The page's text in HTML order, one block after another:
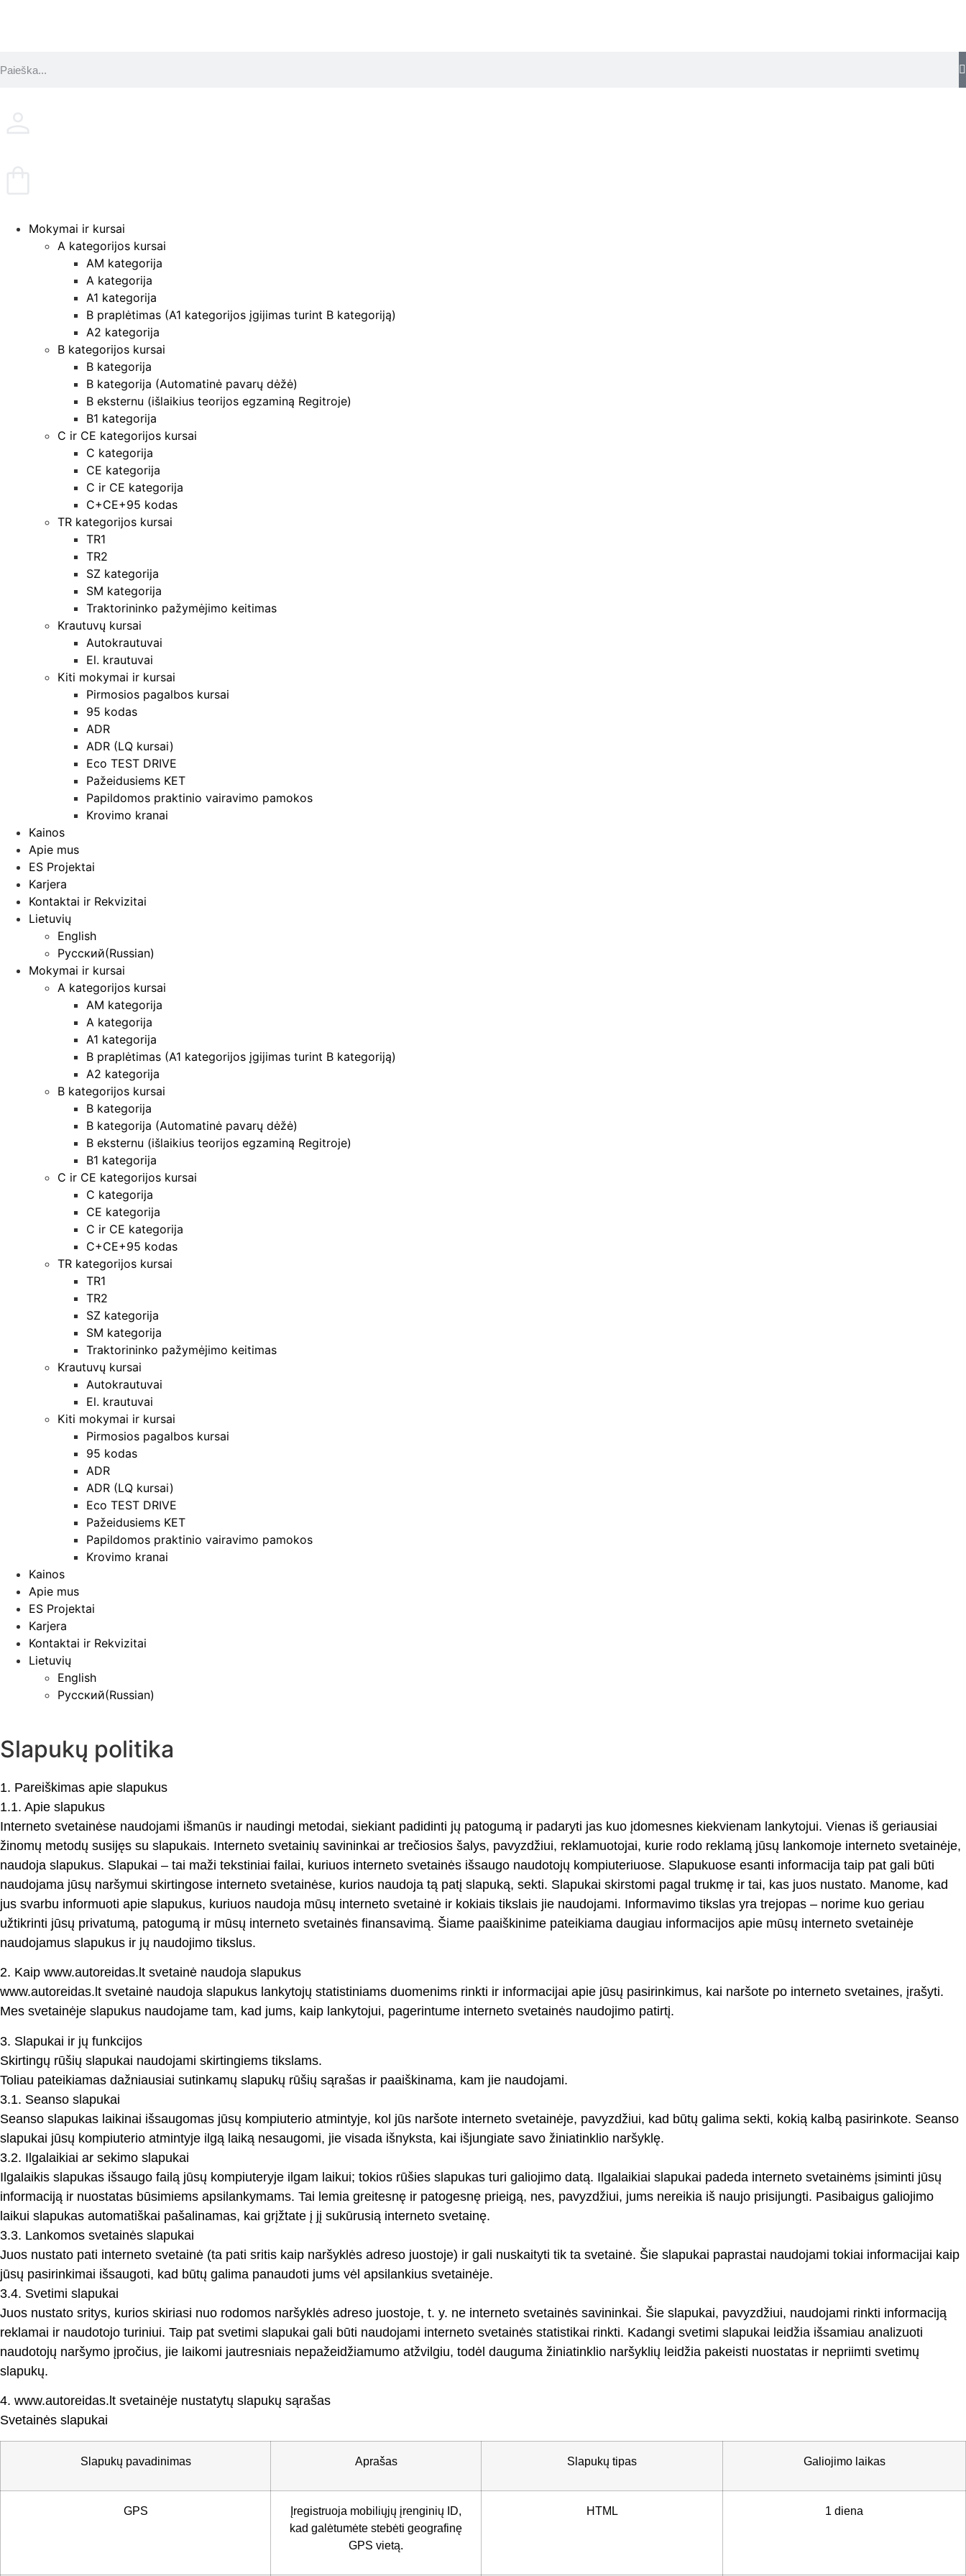
Mokymai ir kursai
A kategorijos kursai
AM kategorija
A kategorija
A1 kategorija
B praplėtimas (A1 kategorijos įgijimas turint B kategoriją)
A2 kategorija
B kategorijos kursai
B kategorija
B kategorija (Automatinė pavarų dėžė)
B eksternu (išlaikius teorijos egzaminą Regitroje)
B1 kategorija
C ir CE kategorijos kursai
C kategorija
CE kategorija
C ir CE kategorija
C+CE+95 kodas
TR kategorijos kursai
TR1
TR2
SZ kategorija
SM kategorija
Traktorininko pažymėjimo keitimas
Krautuvų kursai
Autokrautuvai
El. krautuvai
Kiti mokymai ir kursai
Pirmosios pagalbos kursai
95 kodas
ADR
ADR (LQ kursai)
Eco TEST DRIVE
Pažeidusiems KET
Papildomos praktinio vairavimo pamokos
Krovimo kranai
Kainos
Apie mus
ES Projektai
Karjera
Kontaktai ir Rekvizitai
Lietuvių
English
Русский(Russian)
Mokymai ir kursai
A kategorijos kursai
AM kategorija
A kategorija
A1 kategorija
B praplėtimas (A1 kategorijos įgijimas turint B kategoriją)
A2 kategorija
B kategorijos kursai
B kategorija
B kategorija (Automatinė pavarų dėžė)
B eksternu (išlaikius teorijos egzaminą Regitroje)
B1 kategorija
C ir CE kategorijos kursai
C kategorija
CE kategorija
C ir CE kategorija
C+CE+95 kodas
TR kategorijos kursai
TR1
TR2
SZ kategorija
SM kategorija
Traktorininko pažymėjimo keitimas
Krautuvų kursai
Autokrautuvai
El. krautuvai
Kiti mokymai ir kursai
Pirmosios pagalbos kursai
95 kodas
ADR
ADR (LQ kursai)
Eco TEST DRIVE
Pažeidusiems KET
Papildomos praktinio vairavimo pamokos
Krovimo kranai
Kainos
Apie mus
ES Projektai
Karjera
Kontaktai ir Rekvizitai
Lietuvių
English
Русский(Russian)
Slapukų politika
1. Pareiškimas apie slapukus
1.1. Apie slapukus
Interneto svetainėse naudojami išmanūs ir naudingi metodai, siekiant padidinti jų patogumą ir padaryti jas kuo įdomesnes kiekvienam lankytojui. Vienas iš geriausiai
žinomų metodų susijęs su slapukais. Interneto svetainių savininkai ar trečiosios šalys, pavyzdžiui, reklamuotojai, kurie rodo reklamą jūsų lankomoje interneto svetainėje,
naudoja slapukus. Slapukai – tai maži tekstiniai failai, kuriuos interneto svetainės išsaugo naudotojų kompiuteriuose. Slapukuose esanti informacija taip pat gali būti
naudojama jūsų naršymui skirtingose interneto svetainėse, kurios naudoja tą patį slapuką, sekti. Slapukai skirstomi pagal trukmę ir tai, kas juos nustato. Manome, kad
jus svarbu informuoti apie slapukus, kuriuos naudoja mūsų interneto svetainė ir kokiais tikslais jie naudojami. Informavimo tikslas yra trejopas – norime kuo geriau
užtikrinti jūsų privatumą, patogumą ir mūsų interneto svetainės finansavimą. Šiame paaiškinime pateikiama daugiau informacijos apie mūsų interneto svetainėje
naudojamus slapukus ir jų naudojimo tikslus.
2. Kaip www.autoreidas.lt svetainė naudoja slapukus
www.autoreidas.lt svetainė naudoja slapukus lankytojų statistiniams duomenims rinkti ir informacijai apie jūsų pasirinkimus, kai naršote po interneto svetaines, įrašyti.
Mes svetainėje slapukus naudojame tam, kad jums, kaip lankytojui, pagerintume interneto svetainės naudojimo patirtį.
3. Slapukai ir jų funkcijos
Skirtingų rūšių slapukai naudojami skirtingiems tikslams.
Toliau pateikiamas dažniausiai sutinkamų slapukų rūšių sąrašas ir paaiškinama, kam jie naudojami.
3.1. Seanso slapukai
Seanso slapukas laikinai išsaugomas jūsų kompiuterio atmintyje, kol jūs naršote interneto svetainėje, pavyzdžiui, kad būtų galima sekti, kokią kalbą pasirinkote. Seanso
slapukai jūsų kompiuterio atmintyje ilgą laiką nesaugomi, jie visada išnyksta, kai išjungiate savo žiniatinklio naršyklę.
3.2. Ilgalaikiai ar sekimo slapukai
Ilgalaikis slapukas išsaugo failą jūsų kompiuteryje ilgam laikui; tokios rūšies slapukas turi galiojimo datą. Ilgalaikiai slapukai padeda interneto svetainėms įsiminti jūsų
informaciją ir nuostatas būsimiems apsilankymams. Tai lemia greitesnę ir patogesnę prieigą, nes, pavyzdžiui, jums nereikia iš naujo prisijungti. Pasibaigus galiojimo
laikui slapukas automatiškai pašalinamas, kai grįžtate į jį sukūrusią interneto svetainę.
3.3. Lankomos svetainės slapukai
Juos nustato pati interneto svetainė (ta pati sritis kaip naršyklės adreso juostoje) ir gali nuskaityti tik ta svetainė. Šie slapukai paprastai naudojami tokiai informacijai kaip
jūsų pasirinkimai išsaugoti, kad būtų galima panaudoti jums vėl apsilankius svetainėje.
3.4. Svetimi slapukai
Juos nustato sritys, kurios skiriasi nuo rodomos naršyklės adreso juostoje, t. y. ne interneto svetainės savininkai. Šie slapukai, pavyzdžiui, naudojami rinkti informaciją
reklamai ir naudotojo turiniui. Taip pat svetimi slapukai gali būti naudojami interneto svetainės statistikai rinkti. Kadangi svetimi slapukai leidžia išsamiau analizuoti
naudotojų naršymo įpročius, jie laikomi jautresniais nepažeidžiamumo atžvilgiu, todėl dauguma žiniatinklio naršyklių leidžia pakeisti nuostatas ir nepriimti svetimų
slapukų.
4. www.autoreidas.lt svetainėje nustatytų slapukų sąrašas
Svetainės slapukai
Slapukų pavadinimas Aprašas Slapukų tipas Galiojimo laikas
GPS
Įregistruoja mobiliųjų įrenginių ID,
kad galėtumėte stebėti geografinę
GPS vietą.
HTML 1 diena